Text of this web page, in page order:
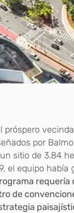
próspero
por
sitio de 3.84
el equipo
requería
de